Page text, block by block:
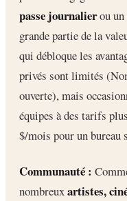
passe journalierou un
grande partie de la
qui débloque les
privés sont limités
ouverte), mais
équipes à des tarifs
$/mois pour un bureau
Communauté :
nombreuxartistes,